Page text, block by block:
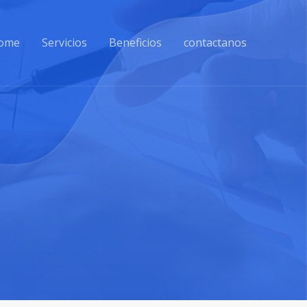
Servicios Beneficios contactanos